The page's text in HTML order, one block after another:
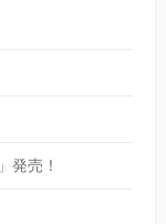
発売！